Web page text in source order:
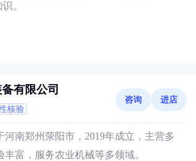
。
有限公司
核验
咨询 进店
南郑州荥阳市，2019年成立，主营多
富，服务农业机械等多领域。